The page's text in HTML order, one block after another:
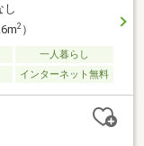
し
2）
一人暮らし
インターネット無料